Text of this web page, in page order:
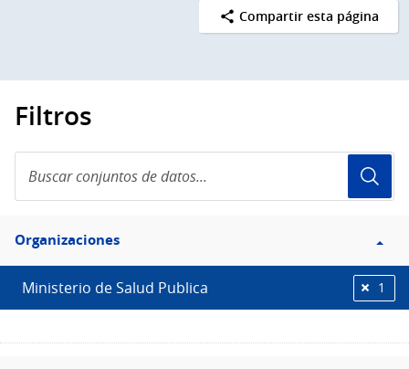
Compartir esta página
Filtros
conjuntos
de
Filtro
Organizaciones
Organizaciones
Ministerio de Salud Publica 1